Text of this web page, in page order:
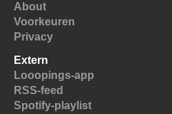
About
Voorkeuren
Privacy
Extern
Looopings-app
RSS-feed
Spotify-playlist